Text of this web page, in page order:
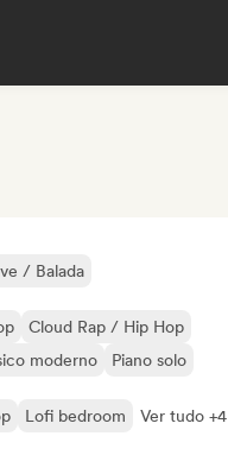
/ Balada
Cloud Rap / Hip Hop
moderno Piano solo
Lofi bedroom Ver tudo +4